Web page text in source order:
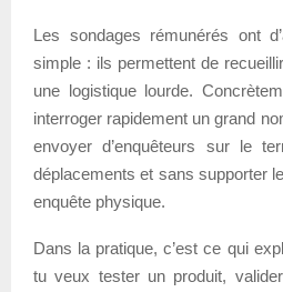
Les sondages rémunérés ont
simple : ils permettent de
une logistique lourde.
interroger rapidement un grand
envoyer d’enquêteurs sur le
déplacements et sans supporter
enquête physique.
Dans la pratique, c’est ce qui
tu veux tester un produit,